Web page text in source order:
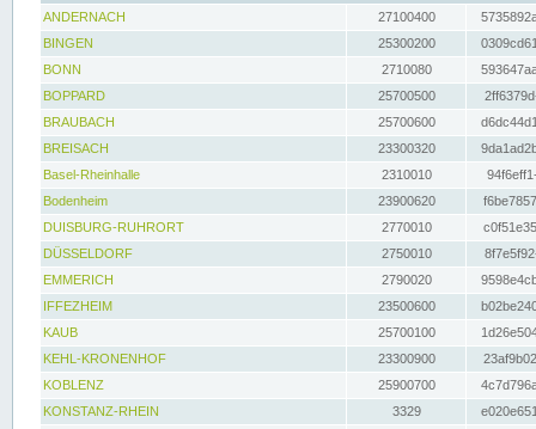
ANDERNACH
27100400
BINGEN
25300200
BONN
2710080
BOPPARD
25700500
BRAUBACH
25700600
BREISACH
23300320
Basel-Rheinhalle
2310010
Bodenheim
23900620
DUISBURG-RUHRORT
2770010
DÜSSELDORF
2750010
EMMERICH
2790020
IFFEZHEIM
23500600
KAUB
25700100
KEHL-KRONENHOF
23300900
KOBLENZ
25900700
KONSTANZ-RHEIN
3329